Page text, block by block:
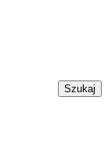
Szukaj